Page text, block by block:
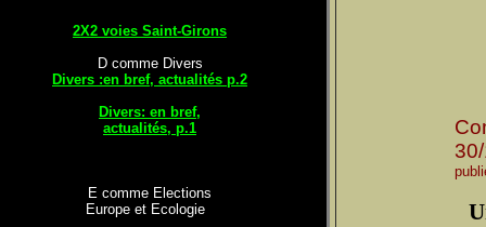
2X2 voies Saint-Girons
D comme Divers
Divers :en bref, actualités p.2
Divers: en bref,
actualités, p.1
E comme Elections
Europe et Ecologie